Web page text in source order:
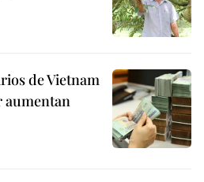
de Vietnam
aumentan